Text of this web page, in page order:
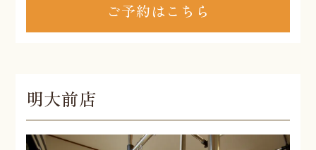
ご予約はこちら
明大前店